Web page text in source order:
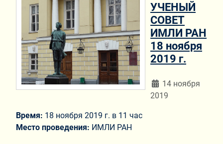
УЧЕНЫЙ
СОВЕТ
ИМЛИ РАН
18 ноября
2019 г.
Информация о
14 ноября
2019
Время: 18 ноября 2019 г. в 11 час
Место проведения: ИМЛИ РАН